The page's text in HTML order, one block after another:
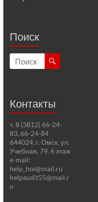
Поиск
Контакты
т. 8 (3812) 66-24-
83, 66-24-84
644024, г. Омск, ул.
Учебная, 79, 6 этаж
e-mail:
help_hoi@mail.ru
helpaudit55@mail.r
u